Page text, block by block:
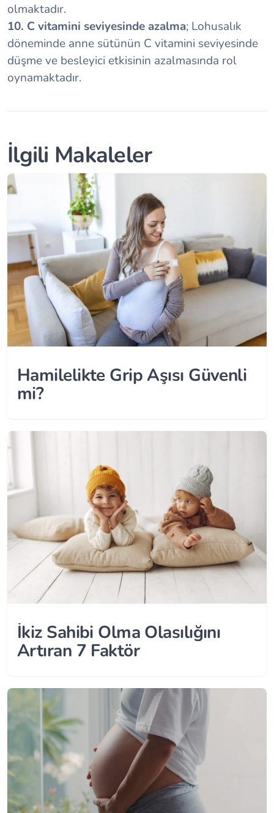
olmaktadır.
10. C vitamini seviyesinde azalma; Lohusalık
döneminde anne sütünün C vitamini seviyesinde
düşme ve besleyici etkisinin azalmasında rol
oynamaktadır.
İlgili Makaleler
Hamilelikte Grip Aşısı Güvenli
mi?
İkiz Sahibi Olma Olasılığını
Artıran 7 Faktör